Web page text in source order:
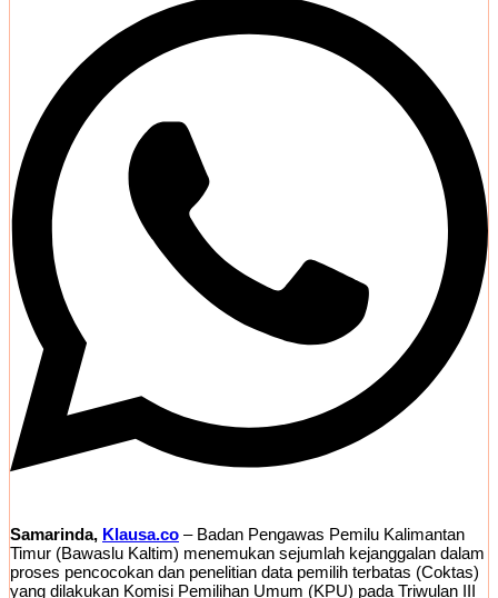
Samarinda, Klausa.co – Badan Pengawas Pemilu Kalimantan
Timur (Bawaslu Kaltim) menemukan sejumlah kejanggalan dalam
proses pencocokan dan penelitian data pemilih terbatas (Coktas)
yang dilakukan Komisi Pemilihan Umum (KPU) pada Triwulan III